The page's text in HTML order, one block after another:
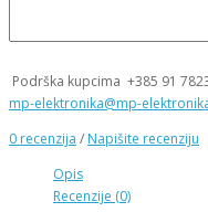
Podrška kupcima +385 91
mp-elektronika@mp-
0 recenzija / Napišite recenziju
Opis
Recenzije (0)